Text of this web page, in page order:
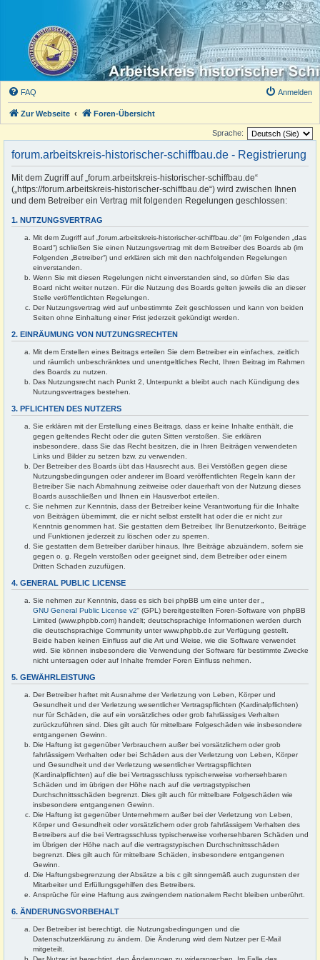
FAQ Anmelden
Zur Webseite Foren-Übersicht
Sprache:
forum.arbeitskreis-historischer-schiffbau.de - Registrierung
Mit dem Zugriff auf „forum.arbeitskreis-historischer-schiffbau.de“
(„https://forum.arbeitskreis-historischer-schiffbau.de“) wird zwischen Ihnen
und dem Betreiber ein Vertrag mit folgenden Regelungen geschlossen:
1. NUTZUNGSVERTRAG
Mit dem Zugriff auf „forum.arbeitskreis-historischer-schiffbau.de“ (im Folgenden „das
Board“) schließen Sie einen Nutzungsvertrag mit dem Betreiber des Boards ab (im
Folgenden „Betreiber“) und erklären sich mit den nachfolgenden Regelungen
einverstanden.
Wenn Sie mit diesen Regelungen nicht einverstanden sind, so dürfen Sie das
Board nicht weiter nutzen. Für die Nutzung des Boards gelten jeweils die an dieser
Stelle veröffentlichten Regelungen.
Der Nutzungsvertrag wird auf unbestimmte Zeit geschlossen und kann von beiden
Seiten ohne Einhaltung einer Frist jederzeit gekündigt werden.
2. EINRÄUMUNG VON NUTZUNGSRECHTEN
Mit dem Erstellen eines Beitrags erteilen Sie dem Betreiber ein einfaches, zeitlich
und räumlich unbeschränktes und unentgeltliches Recht, Ihren Beitrag im Rahmen
des Boards zu nutzen.
Das Nutzungsrecht nach Punkt 2, Unterpunkt a bleibt auch nach Kündigung des
Nutzungsvertrages bestehen.
3. PFLICHTEN DES NUTZERS
Sie erklären mit der Erstellung eines Beitrags, dass er keine Inhalte enthält, die
gegen geltendes Recht oder die guten Sitten verstoßen. Sie erklären
insbesondere, dass Sie das Recht besitzen, die in Ihren Beiträgen verwendeten
Links und Bilder zu setzen bzw. zu verwenden.
Der Betreiber des Boards übt das Hausrecht aus. Bei Verstößen gegen diese
Nutzungsbedingungen oder anderer im Board veröffentlichten Regeln kann der
Betreiber Sie nach Abmahnung zeitweise oder dauerhaft von der Nutzung dieses
Boards ausschließen und Ihnen ein Hausverbot erteilen.
Sie nehmen zur Kenntnis, dass der Betreiber keine Verantwortung für die Inhalte
von Beiträgen übernimmt, die er nicht selbst erstellt hat oder die er nicht zur
Kenntnis genommen hat. Sie gestatten dem Betreiber, Ihr Benutzerkonto, Beiträge
und Funktionen jederzeit zu löschen oder zu sperren.
Sie gestatten dem Betreiber darüber hinaus, Ihre Beiträge abzuändern, sofern sie
gegen o. g. Regeln verstoßen oder geeignet sind, dem Betreiber oder einem
Dritten Schaden zuzufügen.
4. GENERAL PUBLIC LICENSE
Sie nehmen zur Kenntnis, dass es sich bei phpBB um eine unter der „
GNU General Public License v2“ (GPL) bereitgestellten Foren-Software von phpBB
Limited (www.phpbb.com) handelt; deutschsprachige Informationen werden durch
die deutschsprachige Community unter www.phpbb.de zur Verfügung gestellt.
Beide haben keinen Einfluss auf die Art und Weise, wie die Software verwendet
wird. Sie können insbesondere die Verwendung der Software für bestimmte Zwecke
nicht untersagen oder auf Inhalte fremder Foren Einfluss nehmen.
5. GEWÄHRLEISTUNG
Der Betreiber haftet mit Ausnahme der Verletzung von Leben, Körper und
Gesundheit und der Verletzung wesentlicher Vertragspflichten (Kardinalpflichten)
nur für Schäden, die auf ein vorsätzliches oder grob fahrlässiges Verhalten
zurückzuführen sind. Dies gilt auch für mittelbare Folgeschäden wie insbesondere
entgangenen Gewinn.
Die Haftung ist gegenüber Verbrauchern außer bei vorsätzlichem oder grob
fahrlässigem Verhalten oder bei Schäden aus der Verletzung von Leben, Körper
und Gesundheit und der Verletzung wesentlicher Vertragspflichten
(Kardinalpflichten) auf die bei Vertragsschluss typischerweise vorhersehbaren
Schäden und im übrigen der Höhe nach auf die vertragstypischen
Durchschnittsschäden begrenzt. Dies gilt auch für mittelbare Folgeschäden wie
insbesondere entgangenen Gewinn.
Die Haftung ist gegenüber Unternehmern außer bei der Verletzung von Leben,
Körper und Gesundheit oder vorsätzlichem oder grob fahrlässigem Verhalten des
Betreibers auf die bei Vertragsschluss typischerweise vorhersehbaren Schäden und
im Übrigen der Höhe nach auf die vertragstypischen Durchschnittsschäden
begrenzt. Dies gilt auch für mittelbare Schäden, insbesondere entgangenen
Gewinn.
Die Haftungsbegrenzung der Absätze a bis c gilt sinngemäß auch zugunsten der
Mitarbeiter und Erfüllungsgehilfen des Betreibers.
Ansprüche für eine Haftung aus zwingendem nationalem Recht bleiben unberührt.
6. ÄNDERUNGSVORBEHALT
Der Betreiber ist berechtigt, die Nutzungsbedingungen und die
Datenschutzerklärung zu ändern. Die Änderung wird dem Nutzer per E-Mail
mitgeteilt.